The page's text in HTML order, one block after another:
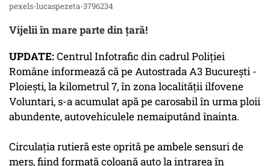
pexels-lucaspezeta-3796234
Vijelii în mare parte din țară!
UPDATE:Centrul Infotrafic din cadrul Poliţiei
Române informează că pe Autostrada A3 Bucureşti -
Ploieşti, la kilometrul 7, în zona localităţii ilfovene
Voluntari, s-a acumulat apă pe carosabil în urma ploii
abundente, autovehiculele nemaiputând înainta.
Circulaţia rutieră este oprită pe ambele sensuri de
mers, fiind formată coloană auto la intrarea în